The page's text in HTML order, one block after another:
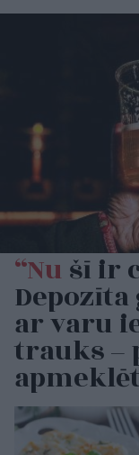
“Nušī ir
ar varu
trauks –